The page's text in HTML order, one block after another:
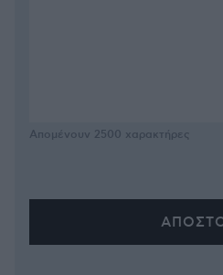
Απομένουν 2500 χαρακτήρες